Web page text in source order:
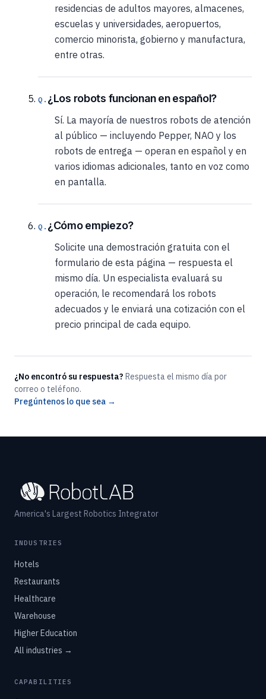
residencias de adultos mayores, almacenes,
escuelas y universidades, aeropuertos,
comercio minorista, gobierno y manufactura,
entre otras.
¿Los robots funcionan en español?
Sí. La mayoría de nuestros robots de atención
al público — incluyendo Pepper, NAO y los
robots de entrega — operan en español y en
varios idiomas adicionales, tanto en voz como
en pantalla.
¿Cómo empiezo?
Solicite una demostración gratuita con el
formulario de esta página — respuesta el
mismo día. Un especialista evaluará su
operación, le recomendará los robots
adecuados y le enviará una cotización con el
precio principal de cada equipo.
¿No encontró su respuesta? Respuesta el mismo día por
correo o teléfono.
Pregúntenos lo que sea →
America's Largest Robotics Integrator
INDUSTRIES
Hotels
Restaurants
Healthcare
Warehouse
Higher Education
All industries →
CAPABILITIES